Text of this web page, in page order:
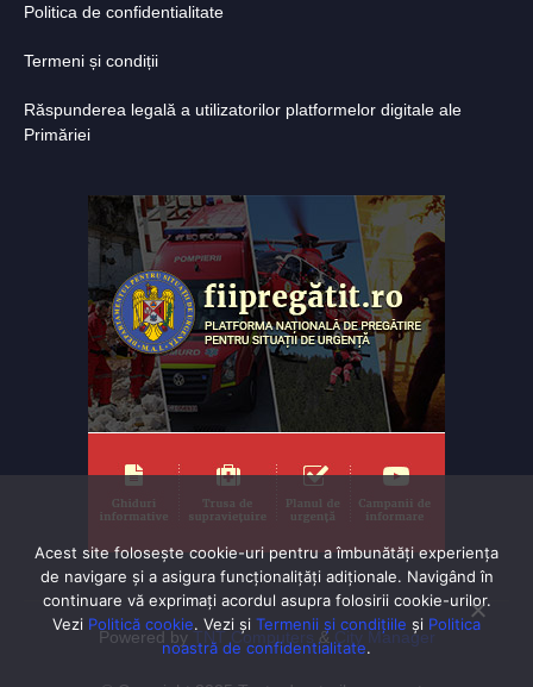
Politica de confidentialitate
Termeni și condiții
Răspunderea legală a utilizatorilor platformelor digitale ale
Primăriei
Powered by TNT Computers & City Manager
Acest site folosește cookie-uri pentru a îmbunătăți experiența
de navigare și a asigura funcționalițăți adiționale. Navigând în
continuare vă exprimaţi acordul asupra folosirii cookie-urilor.
Vezi Politică cookie. Vezi și Termenii și condițiile și Politica
noastră de confidentialitate.